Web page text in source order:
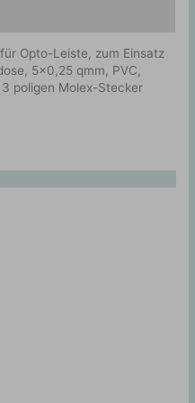
Opto-Leiste, zum Einsatz
5×0,25 qmm, PVC,
poligen Molex-Stecker